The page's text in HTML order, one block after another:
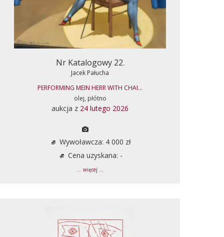
Nr Katalogowy 22.
Jacek Pałucha
PERFORMING MEIN HERR WITH CHAI...
olej, płótno
aukcja z 24 lutego 2026
Wywoławcza: 4 000 zł
Cena uzyskana: -
... więcej ...